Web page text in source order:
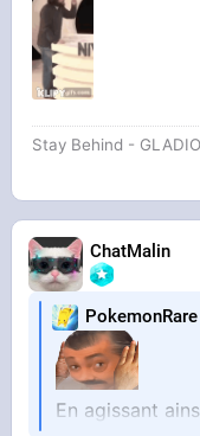
Stay Behind -
ChatMalin
PokemonRare
En agissant